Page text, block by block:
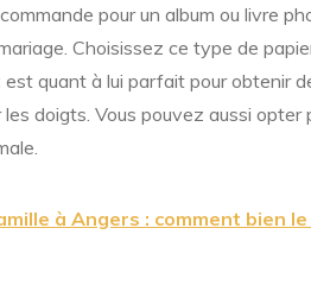
pour un album ou livre
Choisissez ce type de
est quant à lui parfait pour obtenir
doigts. Vous pouvez aussi opter
à Angers : comment bien